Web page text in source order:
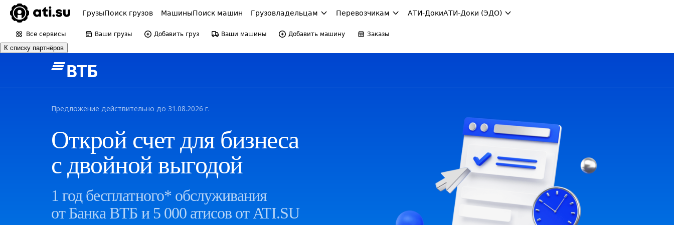
ГрузыПоиск грузов МашиныПоиск машин Грузовладельцам Перевозчикам АТИ-ДокиАТИ-Доки (ЭДО)
Все сервисы Ваши грузы Добавить груз Ваши машины Добавить машину Заказы
К списку партнёров